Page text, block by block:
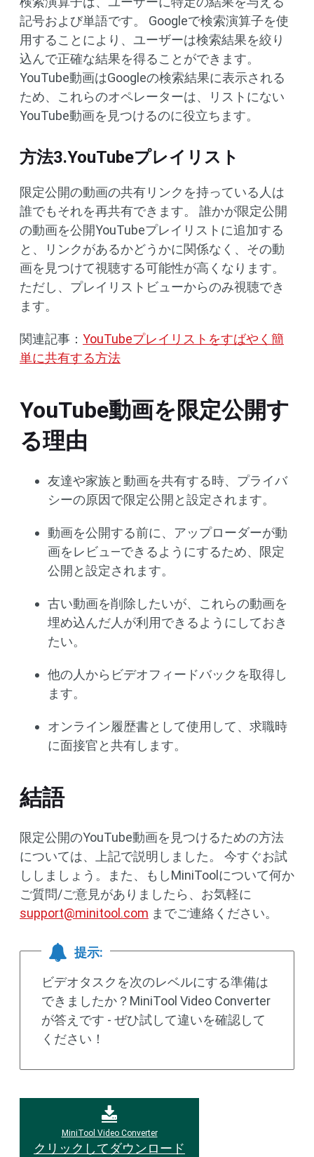
記号および単語です。 Googleで検索演算子を使
用することにより、ユーザーは検索結果を絞り
込んで正確な結果を得ることができます。
YouTube動画はGoogleの検索結果に表示される
ため、これらのオペレーターは、リストにない
YouTube動画を見つけるのに役立ちます。
方法3.YouTubeプレイリスト
限定公開の動画の共有リンクを持っている人は
誰でもそれを再共有できます。 誰かが限定公開
の動画を公開YouTubeプレイリストに追加する
と、リンクがあるかどうかに関係なく、その動
画を見つけて視聴する可能性が高くなります。
ただし、プレイリストビューからのみ視聴でき
ます。
関連記事： YouTubeプレイリストをすばやく簡
単に共有する方法
YouTube動画を限定公開す
る理由
友達や家族と動画を共有する時、プライバ
シーの原因で限定公開と設定されます。
動画を公開する前に、アップローダーが動
画をレビュ—できるようにするため、限定
公開と設定されます。
古い動画を削除したいが、これらの動画を
埋め込んだ人が利用できるようにしておき
たい。
他の人からビデオフィードバックを取得し
ます。
オンライン履歴書として使用して、求職時
に面接官と共有します。
結語
限定公開のYouTube動画を見つけるための方法
については、上記で説明しました。 今すぐお試
ししましょう。また、もしMiniToolについて何か
ご質問/ご意見がありましたら、お気軽に
support@minitool.com までご連絡ください。
提示:
ビデオタスクを次のレベルにする準備は
できましたか？MiniTool Video Converter
が答えです - ぜひ試して違いを確認して
ください！
MiniTool Video Converter
クリックしてダウンロード